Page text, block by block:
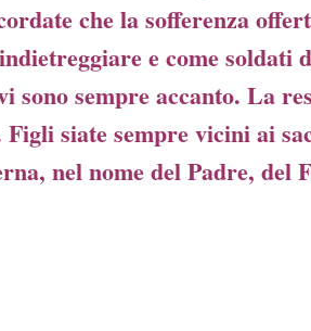
che la sofferenza
e come
sono sempre accanto. La
Figli siate sempre vicini ai
nel nome del Padre, del